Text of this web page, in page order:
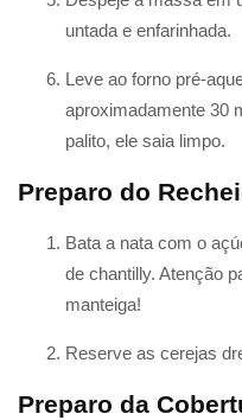
untada e enfarinhada.
Leve ao forno pré-
aproximadamente 30
palito, ele saia limpo.
Preparo do
Bata a nata com o
de chantilly. Atenção
manteiga!
Reserve as cerejas
Preparo da